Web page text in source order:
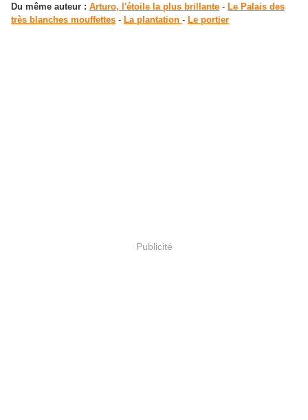
Du même auteur : Arturo, l'étoile la plus brillante - Le Palais des
très blanches mouffettes - La plantation - Le portier
Publicité